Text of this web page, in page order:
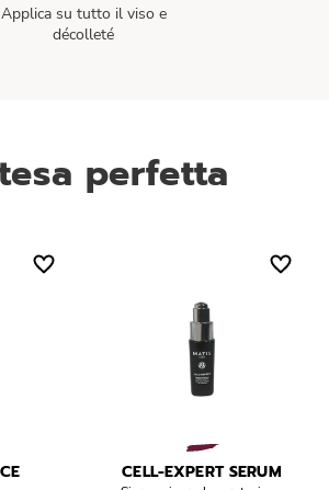
Applica su tutto il viso e
décolleté
perfetta
CELL-EXPERT SERUM